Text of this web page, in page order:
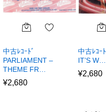
中古ﾚｺｰﾄﾞ
PARLIAMENT –
THEME FR…
¥2,680
中古ﾚｺｰ
IT’S W…
¥2,680